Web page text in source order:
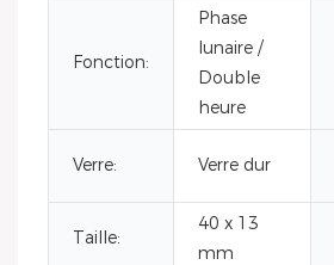
Fonction:
Phase
lunaire /
Double
heure
Verre: Verre dur
Taille:
40 x 13
mm